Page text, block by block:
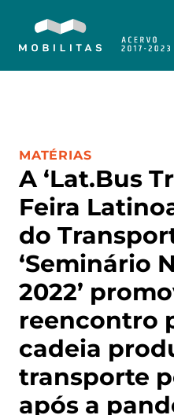
A ‘Lat.Bus
Feira
do
‘Seminário
2022’
reencontro
cadeia
transporte
após a
CATEGORIA:
MATÉRIAS